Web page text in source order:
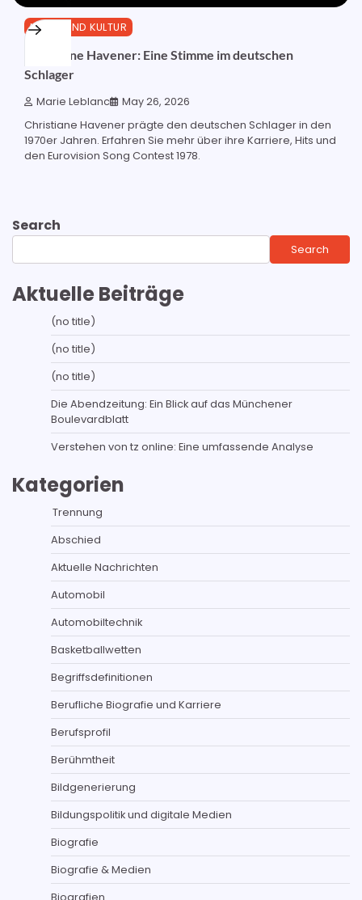
MUSIK UND KULTUR
Christiane Havener: Eine Stimme im deutschen
Schlager
Marie Leblanc May 26, 2026
Christiane Havener prägte den deutschen Schlager in den
1970er Jahren. Erfahren Sie mehr über ihre Karriere, Hits und
den Eurovision Song Contest 1978.
Search
Search
Aktuelle Beiträge
(no title)
(no title)
(no title)
Die Abendzeitung: Ein Blick auf das Münchener
Boulevardblatt
Verstehen von tz online: Eine umfassende Analyse
Kategorien
Trennung
Abschied
Aktuelle Nachrichten
Automobil
Automobiltechnik
Basketballwetten
Begriffsdefinitionen
Berufliche Biografie und Karriere
Berufsprofil
Berühmtheit
Bildgenerierung
Bildungspolitik und digitale Medien
Biografie
Biografie & Medien